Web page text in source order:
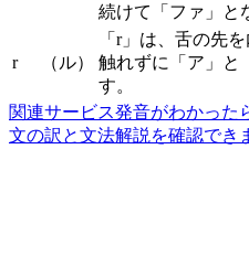
続けて「ファ」と
r （ル）
「r」は、舌の先
触れずに「ア」と
す。
関連サービス発音がわかった
文の訳と文法解説を確認でき